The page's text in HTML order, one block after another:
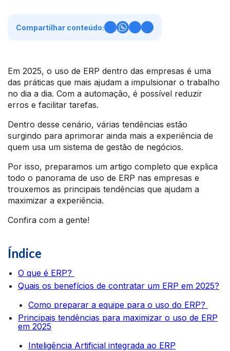
Compartilhar conteúdo:
Em 2025, o uso de ERP dentro das empresas é uma
das práticas que mais ajudam a impulsionar o trabalho
no dia a dia. Com a automação, é possível reduzir
erros e facilitar tarefas.
Dentro desse cenário, várias tendências estão
surgindo para aprimorar ainda mais a experiência de
quem usa um sistema de gestão de negócios.
Por isso, preparamos um artigo completo que explica
todo o panorama de uso de ERP nas empresas e
trouxemos as principais tendências que ajudam a
maximizar a experiência.
Confira com a gente!
Índice
O que é ERP?
Quais os benefícios de contratar um ERP em 2025?
Como preparar a equipe para o uso do ERP?
Principais tendências para maximizar o uso de ERP
em 2025
Inteligência Artificial integrada ao ERP